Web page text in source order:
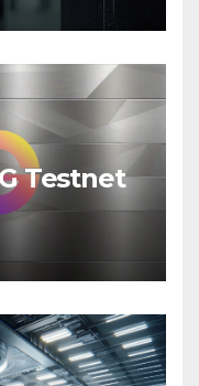
Testnet